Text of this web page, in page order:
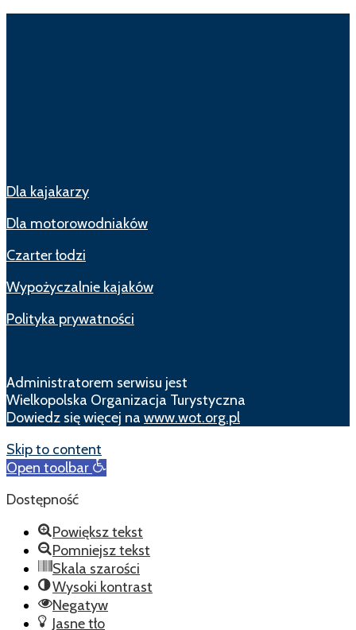
Dla kajakarzy
Dla motorowodniaków
Czarter łodzi
Wypożyczalnie kajaków
Polityka prywatności
Administratorem serwisu jest
Wielkopolska Organizacja Turystyczna
Dowiedz się więcej na www.wot.org.pl
Skip to content
Open toolbar
Dostępność
Powiększ tekst
Pomniejsz tekst
Skala szarości
Wysoki kontrast
Negatyw
Jasne tło